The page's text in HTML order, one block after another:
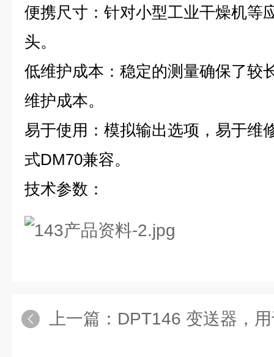
便携尺寸：针对小型工业干燥机等
头。
低维护成本：稳定的测量确保了较
维护成本。
易于使用：模拟输出选项，易于维
式DM70兼容。
技术参数：
上一篇： DPT146 变送器，用于测